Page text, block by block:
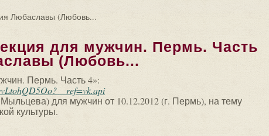
Любаславы (Любовь...
для мужчин. Пермь. Часть
(Любовь...
Пермь. Часть 4»:
для мужчин от 10.12.2012 (г. Пермь), на тему
культуры.